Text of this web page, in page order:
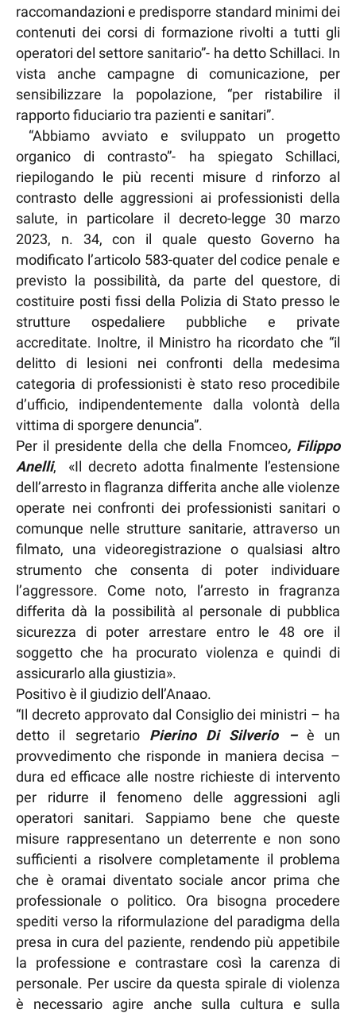
raccomandazioni e predisporre standard minimi dei
contenuti dei corsi di formazione rivolti a tutti gli
operatori del settore sanitario”- ha detto Schillaci. In
vista anche campagne di comunicazione, per
sensibilizzare la popolazione, “per ristabilire il
rapporto fiduciario tra pazienti e sanitari”.
“Abbiamo avviato e sviluppato un progetto
organico di contrasto”- ha spiegato Schillaci,
riepilogando le più recenti misure d rinforzo al
contrasto delle aggressioni ai professionisti della
salute, in particolare il decreto-legge 30 marzo
2023, n. 34, con il quale questo Governo ha
modificato l’articolo 583-quater del codice penale e
previsto la possibilità, da parte del questore, di
costituire posti fissi della Polizia di Stato presso le
strutture ospedaliere pubbliche e private
accreditate. Inoltre, il Ministro ha ricordato che “il
delitto di lesioni nei confronti della medesima
categoria di professionisti è stato reso procedibile
d’ufficio, indipendentemente dalla volontà della
vittima di sporgere denuncia”.
Per il presidente della che della Fnomceo, Filippo
Anelli, «Il decreto adotta finalmente l’estensione
dell’arresto in flagranza differita anche alle violenze
operate nei confronti dei professionisti sanitari o
comunque nelle strutture sanitarie, attraverso un
filmato, una videoregistrazione o qualsiasi altro
strumento che consenta di poter individuare
l’aggressore. Come noto, l’arresto in fragranza
differita dà la possibilità al personale di pubblica
sicurezza di poter arrestare entro le 48 ore il
soggetto che ha procurato violenza e quindi di
assicurarlo alla giustizia».
Positivo è il giudizio dell’Anaao.
“Il decreto approvato dal Consiglio dei ministri – ha
detto il segretario Pierino Di Silverio – è un
provvedimento che risponde in maniera decisa –
dura ed efficace alle nostre richieste di intervento
per ridurre il fenomeno delle aggressioni agli
operatori sanitari. Sappiamo bene che queste
misure rappresentano un deterrente e non sono
sufficienti a risolvere completamente il problema
che è oramai diventato sociale ancor prima che
professionale o politico. Ora bisogna procedere
spediti verso la riformulazione del paradigma della
presa in cura del paziente, rendendo più appetibile
la professione e contrastare così la carenza di
personale. Per uscire da questa spirale di violenza
è necessario agire anche sulla cultura e sulla